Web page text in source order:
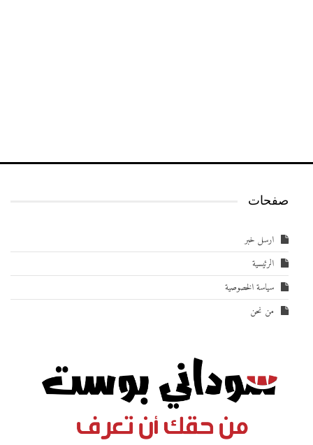
صفحات
ارسل خبر
الرئيسية
سياسة الخصوصية
من نحن